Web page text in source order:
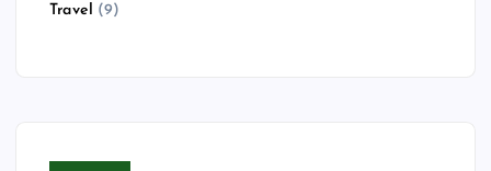
Travel (9)